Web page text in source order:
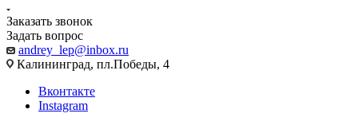
Заказать звонок
Задать вопрос
andrey_lep@inbox.ru
Калининград, пл.Победы, 4
Вконтакте
Instagram